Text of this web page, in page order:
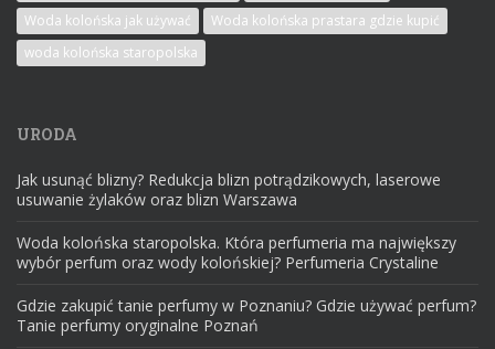
Woda kolońska jak używać
Woda kolońska prastara gdzie kupić
woda kolońska staropolska
URODA
Jak usunąć blizny? Redukcja blizn potrądzikowych, laserowe
usuwanie żylaków oraz blizn Warszawa
Woda kolońska staropolska. Która perfumeria ma największy
wybór perfum oraz wody kolońskiej? Perfumeria Crystaline
Gdzie zakupić tanie perfumy w Poznaniu? Gdzie używać perfum?
Tanie perfumy oryginalne Poznań